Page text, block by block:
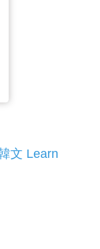
文 Learn